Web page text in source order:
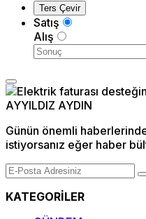
Satış
Alış
Günün önemli
istiyorsanız eğer haber
KATEGORİLER